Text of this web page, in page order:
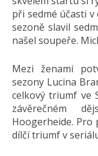
při sedmé účasti
sezoně slavil
našel soupeře.
Mezi ženami
sezony Lucina
celkový triumf ve
závěrečném
Hoogerheide.
dílčí triumf v